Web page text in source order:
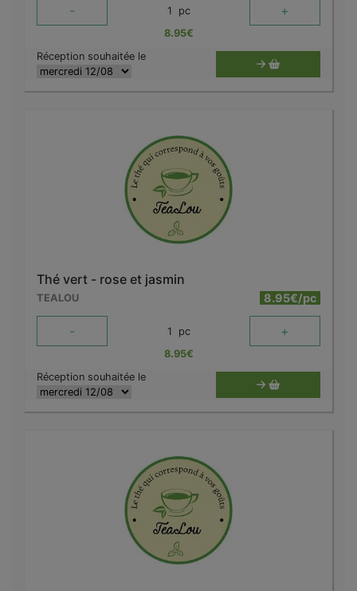
- 1 pc +
8.95€
Réception souhaitée le
Thé vert - rose et jasmin
TEALOU 8.95€/pc
- 1 pc +
8.95€
Réception souhaitée le